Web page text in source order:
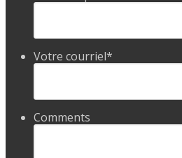
Votre courriel*
Comments